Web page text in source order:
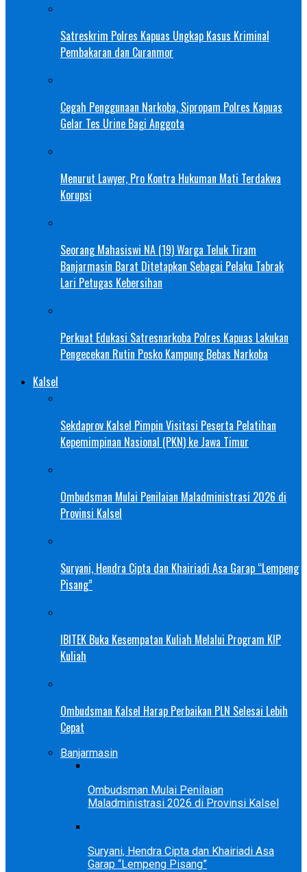
Satreskrim Polres Kapuas Ungkap Kasus Kriminal
Pembakaran dan Curanmor
Cegah Penggunaan Narkoba, Sipropam Polres Kapuas
Gelar Tes Urine Bagi Anggota
Menurut Lawyer, Pro Kontra Hukuman Mati Terdakwa
Korupsi
Seorang Mahasiswi NA (19) Warga Teluk Tiram
Banjarmasin Barat Ditetapkan Sebagai Pelaku Tabrak
Lari Petugas Kebersihan
Perkuat Edukasi Satresnarkoba Polres Kapuas Lakukan
Pengecekan Rutin Posko Kampung Bebas Narkoba
Kalsel
Sekdaprov Kalsel Pimpin Visitasi Peserta Pelatihan
Kepemimpinan Nasional (PKN) ke Jawa Timur
Ombudsman Mulai Penilaian Maladministrasi 2026 di
Provinsi Kalsel
Suryani, Hendra Cipta dan Khairiadi Asa Garap “Lempeng
Pisang”
IBITEK Buka Kesempatan Kuliah Melalui Program KIP
Kuliah
Ombudsman Kalsel Harap Perbaikan PLN Selesai Lebih
Cepat
Banjarmasin
Ombudsman Mulai Penilaian
Maladministrasi 2026 di Provinsi Kalsel
Suryani, Hendra Cipta dan Khairiadi Asa
Garap “Lempeng Pisang”